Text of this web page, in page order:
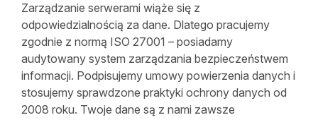
Zarządzanie serwerami wiąże się z
odpowiedzialnością za dane. Dlatego pracujemy
zgodnie z normą ISO 27001 – posiadamy
audytowany system zarządzania bezpieczeństwem
informacji. Podpisujemy umowy powierzenia danych i
stosujemy sprawdzone praktyki ochrony danych od
2008 roku. Twoje dane są z nami zawsze